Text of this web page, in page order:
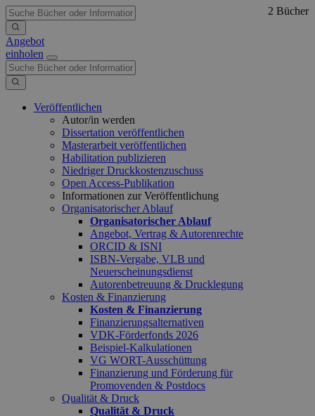
Angebot
einholen
Veröffentlichen
Autor/in werden
Dissertation veröffentlichen
Masterarbeit veröffentlichen
Habilitation publizieren
Niedriger Druckkostenzuschuss
Open Access-Publikation
Informationen zur Veröffentlichung
Organisatorischer Ablauf
Organisatorischer Ablauf
Angebot, Vertrag & Autorenrechte
ORCID & ISNI
ISBN-Vergabe, VLB und
Neuerscheinungsdienst
Autorenbetreuung & Drucklegung
Kosten & Finanzierung
Kosten & Finanzierung
Finanzierungsalternativen
VDK-Förderfonds 2026
Beispiel-Kalkulationen
VG WORT-Ausschüttung
Finanzierung und Förderung für
Promovenden & Postdocs
Qualität & Druck
Qualität & Druck
2 Bücher